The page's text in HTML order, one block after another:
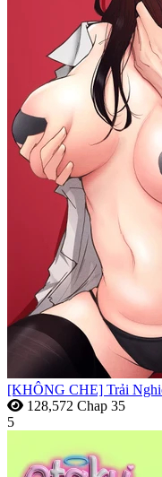
[KHÔNG CHE] Trải
128,572 Chap 35
5